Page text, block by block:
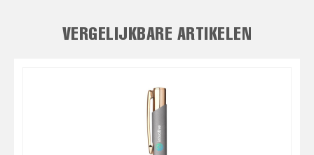
VERGELIJKBARE ARTIKELEN